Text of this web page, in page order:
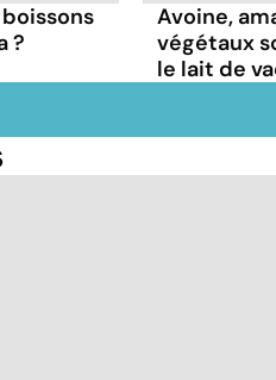
?
Avoine,
végétaux
le lait de